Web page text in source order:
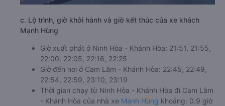
c. Lộ trình, giờ khởi hành và giờ kết thúc của xe khách
Mạnh Hùng
Giờ xuất phát ở Ninh Hòa - Khánh Hòa: 21:51, 21:55,
22:00, 22:05, 22:16, 22:25
Giờ đến nơi ở Cam Lâm - Khánh Hòa: 22:45, 22:49,
22:54, 22:59, 23:10, 23:19
Thời gian chạy từ Ninh Hòa - Khánh Hòa đi Cam Lâm
- Khánh Hòa của nhà xe Mạnh Hùng khoảng: 0.9 giờ